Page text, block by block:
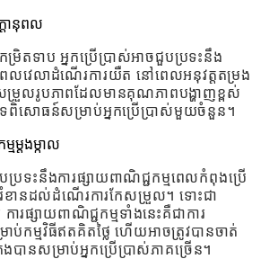
តានុពល
តទាប អ្នកប្រើប្រាស់អាចជួបប្រទះនឹង
លវេលាដំណើរការយឺត នៅពេលអនុវត្តតម្រង
ម្រួលរូបភាពដែលមានគុណភាពបង្ហាញខ្ពស់
ទពិសោធន៍សម្រាប់អ្នកប្រើប្រាស់មួយចំនួន។
មម្តងម្កាល
ប្រទះ​នឹង​ការ​ផ្សាយ​ពាណិជ្ជកម្ម​ពេល​កំពុង​ប្រើ​
ខាន​ដល់​ដំណើរ​ការ​កែសម្រួល។ ទោះជា
ផ្សាយពាណិជ្ជកម្មទាំងនេះគឺជាការ
ាប់កម្មវិធីឥតគិតថ្លៃ ហើយអាចត្រូវបានចាត់
បានសម្រាប់អ្នកប្រើប្រាស់ភាគច្រើន។